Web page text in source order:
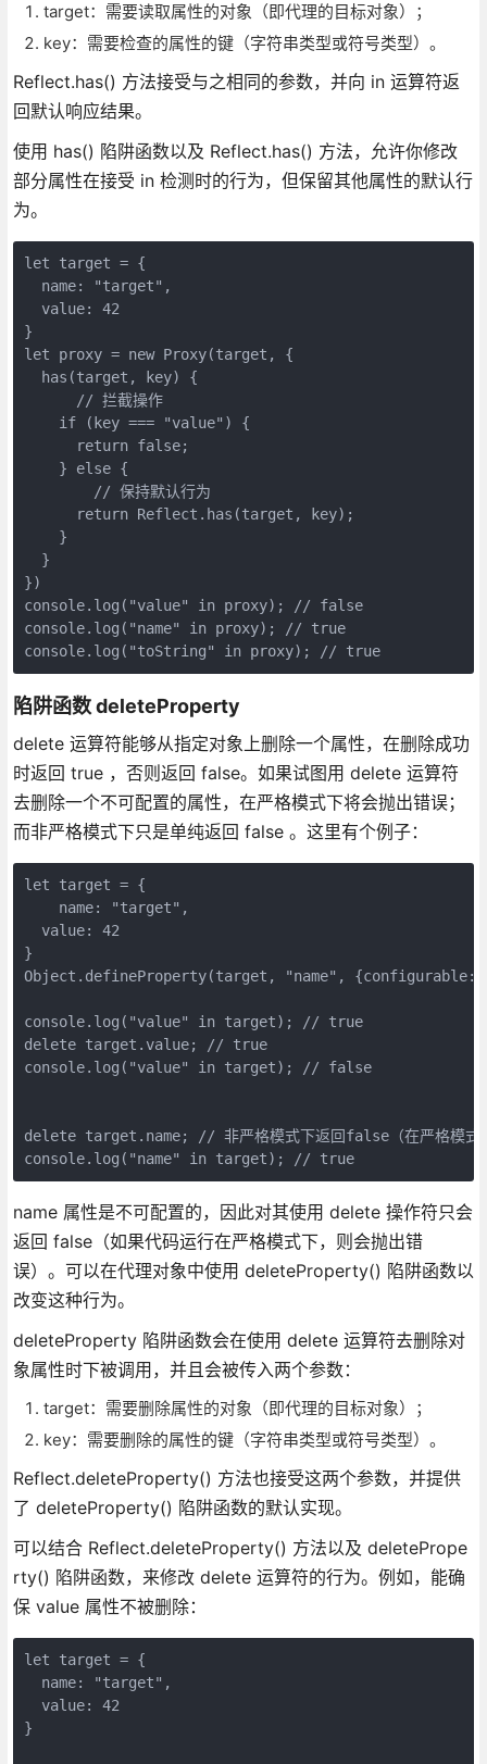
target：需要读取属性的对象（即代理的目标对象）；
key：需要检查的属性的键（字符串类型或符号类型）。
Reflect.has() 方法接受与之相同的参数，并向 in 运算符返
回默认响应结果。
使用 has() 陷阱函数以及 Reflect.has() 方法，允许你修改
部分属性在接受 in 检测时的行为，但保留其他属性的默认行
为。
let target = {
  name: "target",
  value: 42
}
let proxy = new Proxy(target, {
  has(target, key) {
      // 拦截操作
    if (key === "value") {
      return false;
    } else {
        // 保持默认行为
      return Reflect.has(target, key);
    }
  }
})
console.log("value" in proxy); // false
console.log("name" in proxy); // true
console.log("toString" in proxy); // true
陷阱函数 deleteProperty
delete 运算符能够从指定对象上删除一个属性，在删除成功
时返回 true ，否则返回 false。如果试图用 delete 运算符
去删除一个不可配置的属性，在严格模式下将会抛出错误；
而非严格模式下只是单纯返回 false 。这里有个例子：
let target = {
    name: "target",
  value: 42
}
Object.defineProperty(target, "name",
console.log("value" in target); // true
delete target.value; // true
console.log("value" in target); // false
delete target.name; // 非严格模式下返回false（在严格模式
console.log("name" in target); // true
name 属性是不可配置的，因此对其使用 delete 操作符只会
返回 false（如果代码运行在严格模式下，则会抛出错
误）。可以在代理对象中使用 deleteProperty() 陷阱函数以
改变这种行为。
deleteProperty 陷阱函数会在使用 delete 运算符去删除对
象属性时下被调用，并且会被传入两个参数：
target：需要删除属性的对象（即代理的目标对象）；
key：需要删除的属性的键（字符串类型或符号类型）。
Reflect.deleteProperty() 方法也接受这两个参数，并提供
了 deleteProperty() 陷阱函数的默认实现。
可以结合 Reflect.deleteProperty() 方法以及 deletePrope
rty() 陷阱函数，来修改 delete 运算符的行为。例如，能确
保 value 属性不被删除：
let target = {
  name: "target",
  value: 42
}